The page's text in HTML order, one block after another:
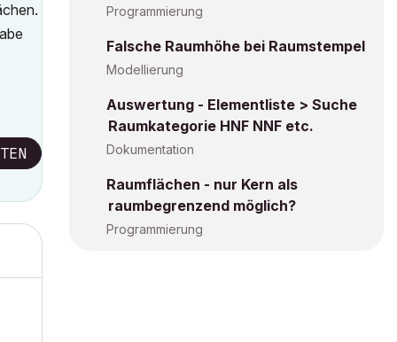
Programmierung
Falsche Raumhöhe bei Raumstempel
Modellierung
Auswertung - Elementliste > Suche
Raumkategorie HNF NNF etc.
Dokumentation
Raumflächen - nur Kern als
raumbegrenzend möglich?
Programmierung